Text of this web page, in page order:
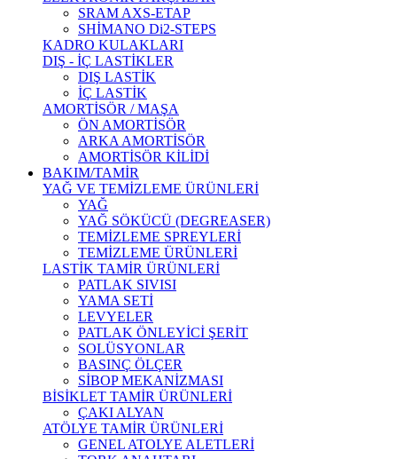
SRAM AXS-ETAP
SHİMANO Di2-STEPS
KADRO KULAKLARI
DIŞ - İÇ LASTİKLER
DIŞ LASTİK
İÇ LASTİK
AMORTİSÖR / MAŞA
ÖN AMORTİSÖR
ARKA AMORTİSÖR
AMORTİSÖR KİLİDİ
BAKIM/TAMİR
YAĞ VE TEMİZLEME ÜRÜNLERİ
YAĞ
YAĞ SÖKÜCÜ (DEGREASER)
TEMİZLEME SPREYLERİ
TEMİZLEME ÜRÜNLERİ
LASTİK TAMİR ÜRÜNLERİ
PATLAK SIVISI
YAMA SETİ
LEVYELER
PATLAK ÖNLEYİCİ ŞERİT
SOLÜSYONLAR
BASINÇ ÖLÇER
SİBOP MEKANİZMASI
BİSİKLET TAMİR ÜRÜNLERİ
ÇAKI ALYAN
ATÖLYE TAMİR ÜRÜNLERİ
GENEL ATOLYE ALETLERİ